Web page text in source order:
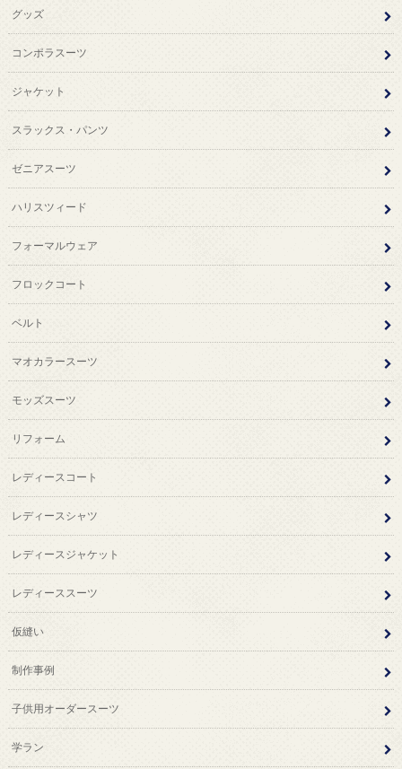
グッズ
コンポラスーツ
ジャケット
スラックス・パンツ
ゼニアスーツ
ハリスツィード
フォーマルウェア
フロックコート
ベルト
マオカラースーツ
モッズスーツ
リフォーム
レディースコート
レディースシャツ
レディースジャケット
レディーススーツ
仮縫い
制作事例
子供用オーダースーツ
学ラン